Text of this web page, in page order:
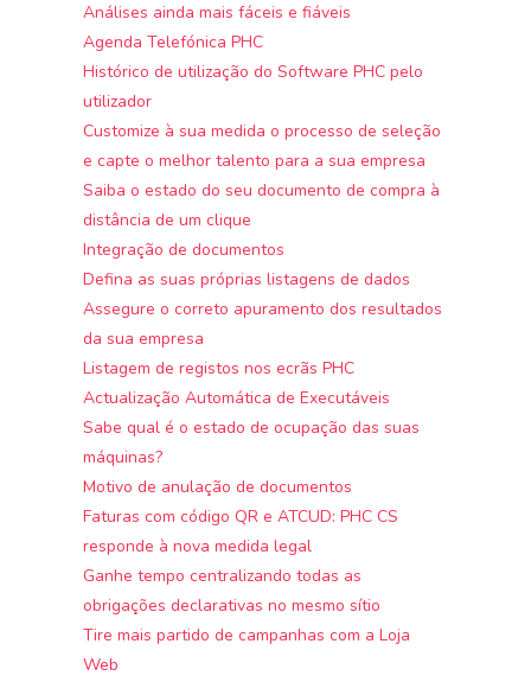
Análises ainda mais fáceis e fiáveis
Agenda Telefónica PHC
Histórico de utilização do Software PHC pelo
utilizador
Customize à sua medida o processo de seleção
e capte o melhor talento para a sua empresa
Saiba o estado do seu documento de compra à
distância de um clique
Integração de documentos
Defina as suas próprias listagens de dados
Assegure o correto apuramento dos resultados
da sua empresa
Listagem de registos nos ecrãs PHC
Actualização Automática de Executáveis
Sabe qual é o estado de ocupação das suas
máquinas?
Motivo de anulação de documentos
Faturas com código QR e ATCUD: PHC CS
responde à nova medida legal
Ganhe tempo centralizando todas as
obrigações declarativas no mesmo sítio
Tire mais partido de campanhas com a Loja
Web